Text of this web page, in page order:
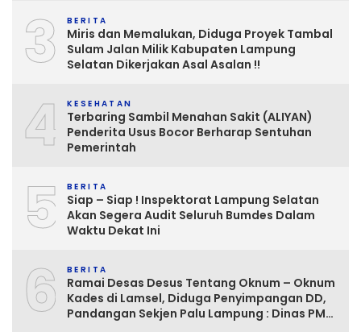
3 BERITA
Miris dan Memalukan, Diduga Proyek Tambal
Sulam Jalan Milik Kabupaten Lampung
Selatan Dikerjakan Asal Asalan !!
4 KESEHATAN
Terbaring Sambil Menahan Sakit (ALIYAN)
Penderita Usus Bocor Berharap Sentuhan
Pemerintah
5 BERITA
Siap – Siap ! Inspektorat Lampung Selatan
Akan Segera Audit Seluruh Bumdes Dalam
Waktu Dekat Ini
6 BERITA
Ramai Desas Desus Tentang Oknum – Oknum
Kades di Lamsel, Diduga Penyimpangan DD,
Pandangan Sekjen Palu Lampung : Dinas PMD